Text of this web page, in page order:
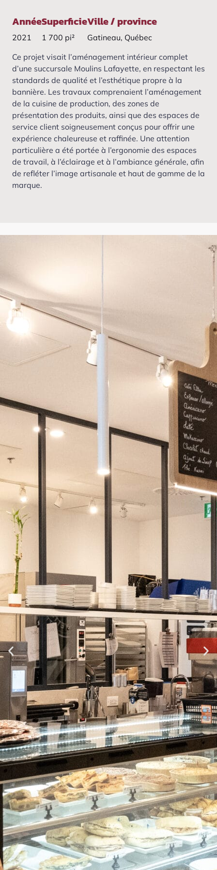
Année
2021
Superficie
1 700 pi²
Ville / province
Gatineau, Québec
Ce projet visait l’aménagement intérieur complet
d’une succursale Moulins Lafayette, en respectant les
standards de qualité et l’esthétique propre à la
bannière. Les travaux comprenaient l’aménagement
de la cuisine de production, des zones de
présentation des produits, ainsi que des espaces de
service client soigneusement conçus pour offrir une
expérience chaleureuse et raffinée. Une attention
particulière a été portée à l’ergonomie des espaces
de travail, à l’éclairage et à l’ambiance générale, afin
de refléter l’image artisanale et haut de gamme de la
marque.